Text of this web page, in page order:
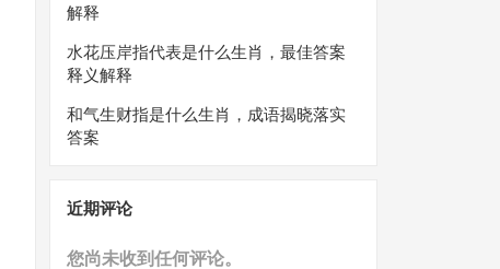
解释
水花压岸指代表是什么生肖，最佳答案
释义解释
和气生财指是什么生肖，成语揭晓落实
答案
近期评论
您尚未收到任何评论。